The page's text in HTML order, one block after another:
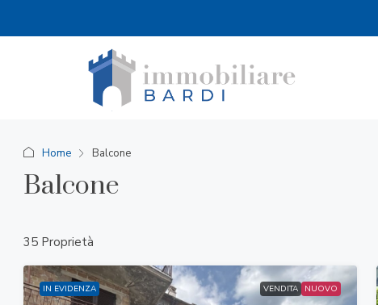
Home Balcone
Balcone
35 Proprietà
IN EVIDENZA VENDITA NUOVO